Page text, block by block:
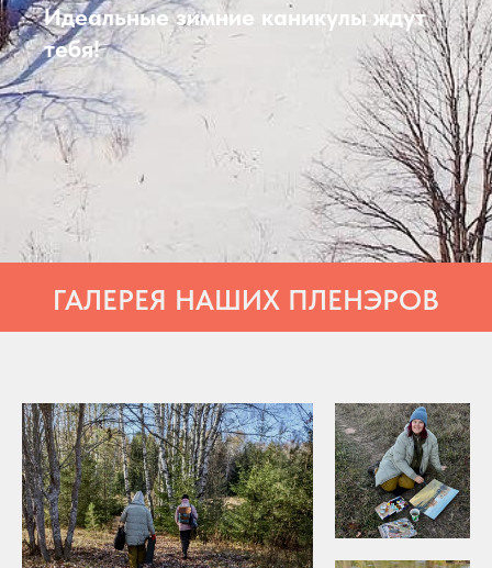
Идеальные зимние каникулы ждут
тебя!
ГАЛЕРЕЯ НАШИХ ПЛЕНЭРОВ